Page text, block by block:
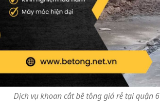
Dịch vụ khoan cắt bê tông giá rẻ tại quận 6